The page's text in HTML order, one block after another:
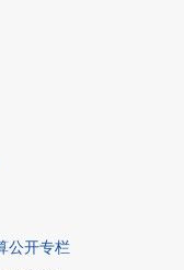
公开专栏